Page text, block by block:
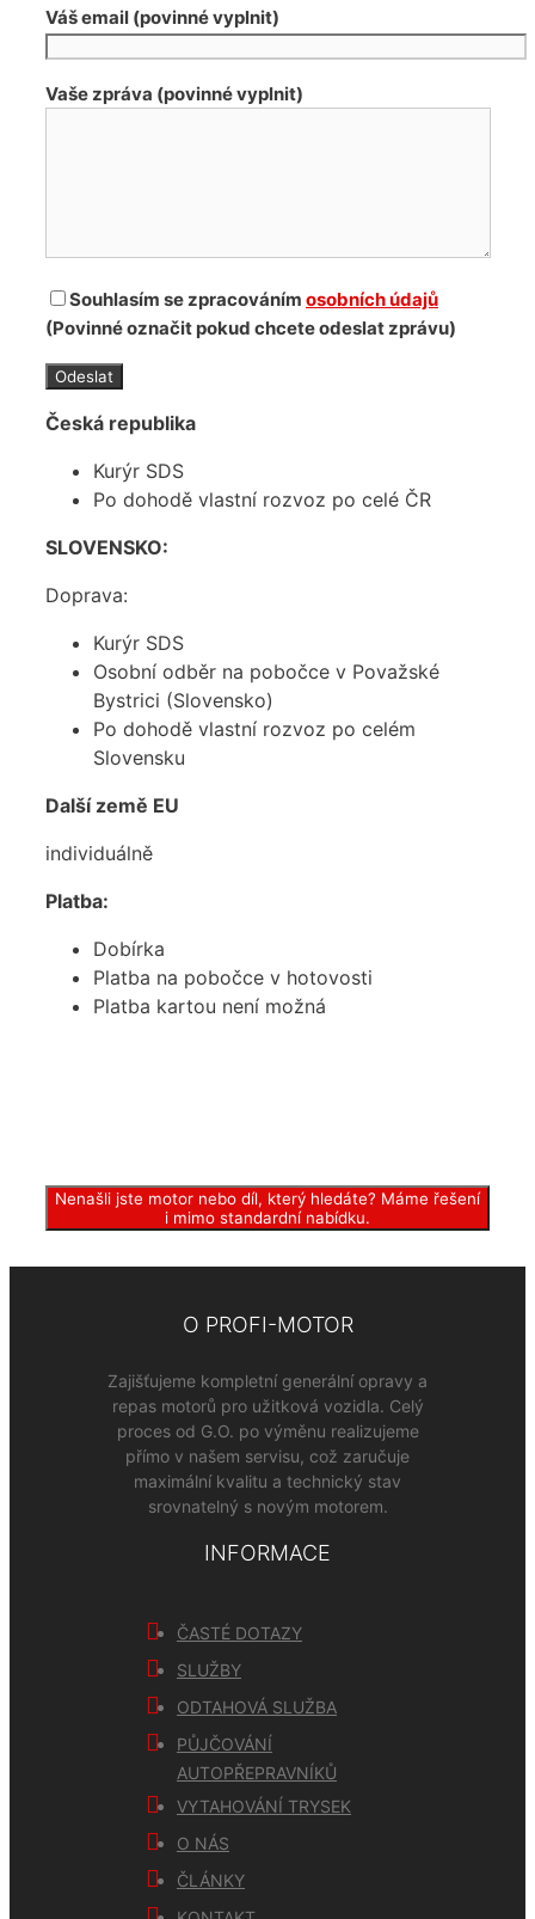
Váš email (povinné vyplnit)
Vaše zpráva (povinné vyplnit)
Souhlasím se zpracováním osobních údajů
(Povinné označit pokud chcete odeslat zprávu)
Česká republika
Kurýr SDS
Po dohodě vlastní rozvoz po celé ČR
SLOVENSKO:
Doprava:
Kurýr SDS
Osobní odběr na pobočce v Považské
Bystrici (Slovensko)
Po dohodě vlastní rozvoz po celém
Slovensku
Další země EU
individuálně
Platba:
Dobírka
Platba na pobočce v hotovosti
Platba kartou není možná
Nenašli jste motor nebo díl, který hledáte? Máme řešení
i mimo standardní nabídku.
O PROFI-MOTOR
Zajišťujeme kompletní generální opravy a
repas motorů pro užitková vozidla. Celý
proces od G.O. po výměnu realizujeme
přímo v našem servisu, což zaručuje
maximální kvalitu a technický stav
srovnatelný s novým motorem.
INFORMACE
ČASTÉ DOTAZY
SLUŽBY
ODTAHOVÁ SLUŽBA
PŮJČOVÁNÍ
AUTOPŘEPRAVNÍKŮ
VYTAHOVÁNÍ TRYSEK
O NÁS
ČLÁNKY